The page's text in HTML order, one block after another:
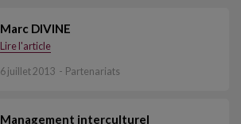
Marc DIVINE
Lire l'article
6 juillet 2013 Partenariats
Management interculturel